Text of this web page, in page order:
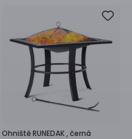
OhništěRUNEDAK , černá